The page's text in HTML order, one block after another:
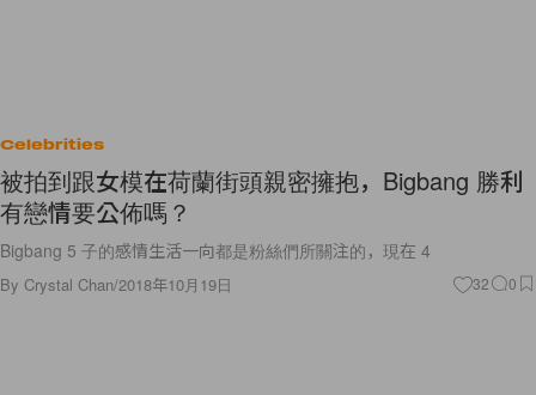
Celebrities
被拍到跟女模在荷蘭街頭親密擁抱，Bigbang 勝利
有戀情要公佈嗎？
Bigbang 5 子的感情生活一向都是粉絲們所關注的，現在 4
By Crystal Chan/2018年10月19日 32 0